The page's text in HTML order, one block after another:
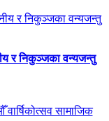
र निकुञ्जका वन्यजन्तु